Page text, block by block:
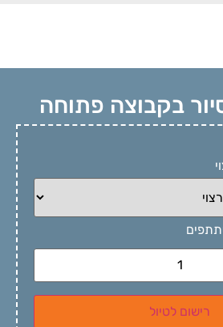
בקבוצה פתוחה
רישום לטיול